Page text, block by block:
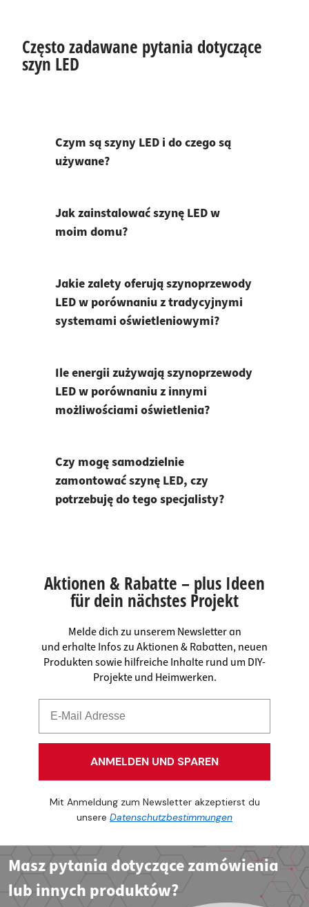
Często zadawane pytania dotyczące
szyn LED
Czym są szyny LED i do czego są
używane?
Jak zainstalować szynę LED w
moim domu?
Jakie zalety oferują szynoprzewody
LED w porównaniu z tradycyjnymi
systemami oświetleniowymi?
Ile energii zużywają szynoprzewody
LED w porównaniu z innymi
możliwościami oświetlenia?
Czy mogę samodzielnie
zamontować szynę LED, czy
potrzebuję do tego specjalisty?
Aktionen & Rabatte – plus Ideen
für dein nächstes Projekt
Melde dich zu unserem Newsletter an
und erhalte Infos zu Aktionen & Rabatten, neuen
Produkten sowie hilfreiche Inhalte rund um DIY-
Projekte und Heimwerken.
ANMELDEN UND SPAREN
Mit Anmeldung zum Newsletter akzeptierst du
unsere Datenschutzbestimmungen
Masz pytania dotyczące zamówienia
lub innych produktów?